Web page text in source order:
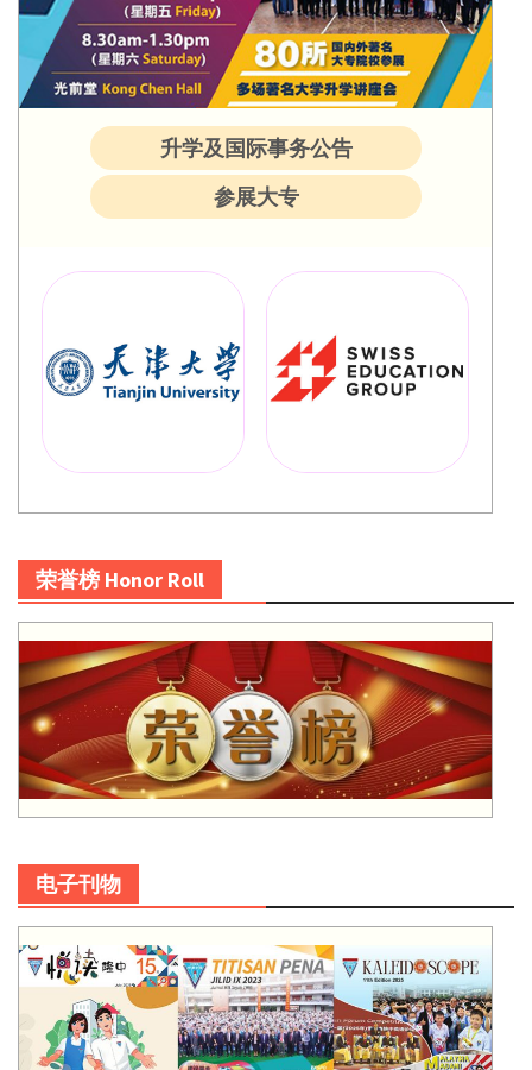
升学及国际事务公告
参展大专
荣誉榜 Honor Roll
电子刊物